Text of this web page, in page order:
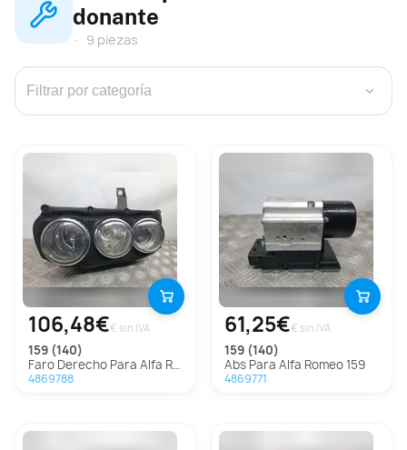
donante
9 piezas
›
106,48€€ sin IVA
159 (140)
Faro Derecho Para Alfa Romeo 159
4869788
61,25€€ sin IVA
159 (140)
Abs Para Alfa Romeo 159
4869771